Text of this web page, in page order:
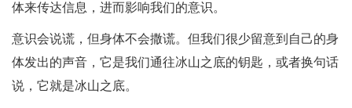
体来传达信息，进而影响我们的意识。
意识会说谎，但身体不会撒谎。但我们很少留意到自己的身
体发出的声音，它是我们通往冰山之底的钥匙，或者换句话
说，它就是冰山之底。